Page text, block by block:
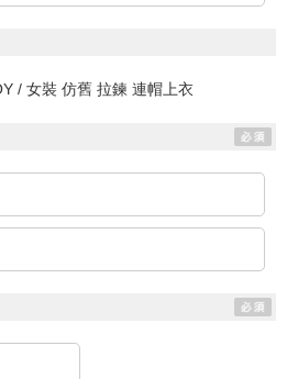
/ 女裝 仿舊 拉鍊 連帽上衣